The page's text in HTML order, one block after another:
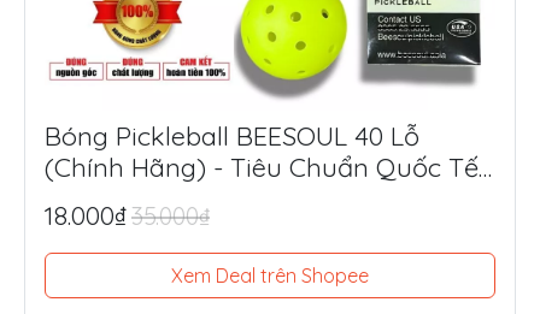
Bóng Pickleball BEESOUL 40 Lỗ
(Chính Hãng) - Tiêu Chuẩn Quốc Tế,
Chuyên Thi Đấu & Tập Luyện Ngoài
Trời
18.000₫35.000₫
Xem Deal trên Shopee